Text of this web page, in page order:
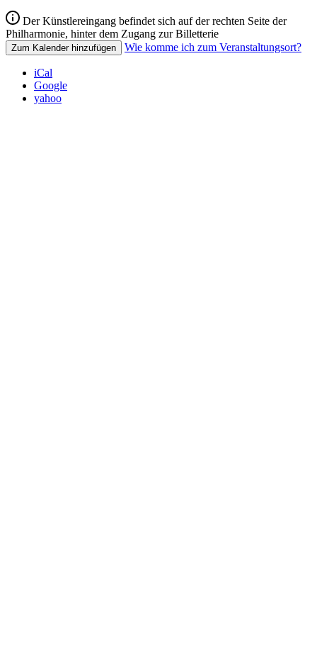
Der Künstlereingang befindet sich auf der rechten Seite der
Philharmonie, hinter dem Zugang zur Billetterie
Zum Kalender hinzufügen Wie komme ich zum Veranstaltungsort?
iCal
Google
yahoo